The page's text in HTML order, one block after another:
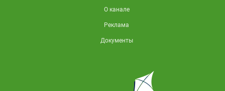
О канале
Реклама
Документы